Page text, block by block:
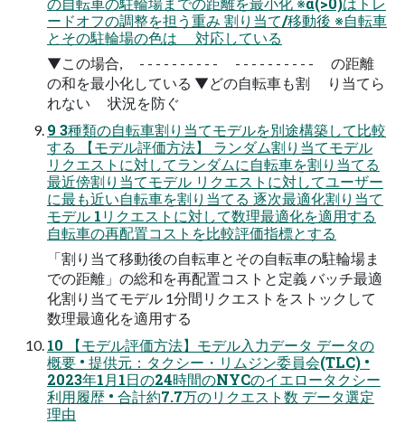
ードオフの調整を担う重み 割り当て/移動後 ※自転車
とその駐輪場の色は 対応している
▼この場合, - - - - - - - - - - - - - - - - - - - - の距離
の和を最小化している ▼どの自転車も割 り当てら
れない 状況を防ぐ
9 3種類の自転車割り当てモデルを別途構築して比較
する 【モデル評価方法】 ランダム割り当てモデル
リクエストに対してランダムに自転車を割り当てる
最近傍割り当てモデル リクエストに対してユーザー
に最も近い自転車を割り当てる 逐次最適化割り当て
モデル 1リクエストに対して数理最適化を適用する
自転車の再配置コストを比較評価指標とする
「割り当て移動後の自転車とその自転車の駐輪場ま
での距離」の総和を再配置コストと定義 バッチ最適
化割り当てモデル 1分間リクエストをストックして
数理最適化を適用する
10 【モデル評価方法】モデル入力データ データの
概要 • 提供元：タクシー・リムジン委員会(TLC) •
2023年1月1日の24時間のNYCのイエロータクシー
利用履歴 • 合計約7.7万のリクエスト数 データ選定
理由